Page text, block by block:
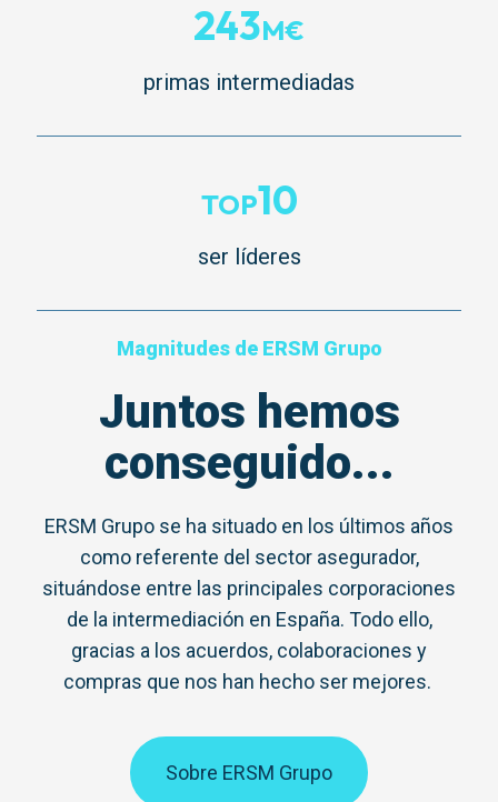
Magnitudes de ERSM Grupo
Juntos hemos
conseguido...
ERSM Grupo se ha situado en los últimos años
como referente del sector asegurador,
situándose entre las principales corporaciones
de la intermediación en España. Todo ello,
gracias a los acuerdos, colaboraciones y
compras que nos han hecho ser mejores.
Sobre ERSM Grupo
243M€
primas intermediadas
TOP10
ser líderes